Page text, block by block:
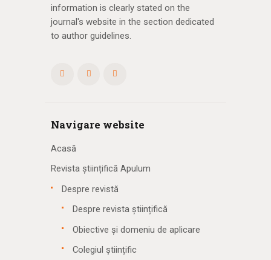
information is clearly stated on the
journal's website in the section dedicated
to author guidelines.
Navigare website
Acasă
Revista științifică Apulum
Despre revistă
Despre revista științifică
Obiective și domeniu de aplicare
Colegiul științific